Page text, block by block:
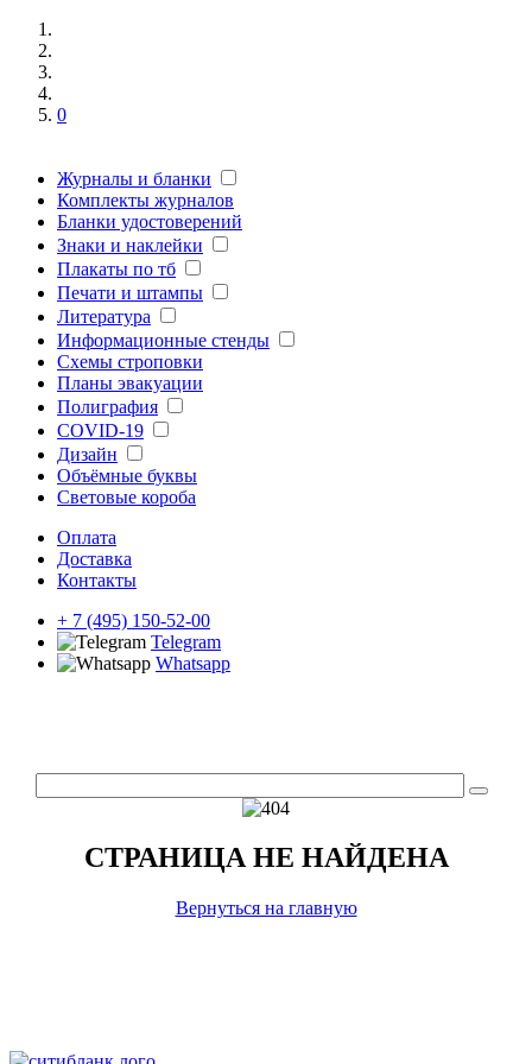
0
Журналы и бланки
Комплекты журналов
Бланки удостоверений
Знаки и наклейки
Плакаты по тб
Печати и штампы
Литература
Информационные стенды
Схемы строповки
Планы эвакуации
Полиграфия
COVID-19
Дизайн
Объёмные буквы
Световые короба
Оплата
Доставка
Контакты
+ 7 (495) 150-52-00
Telegram
Whatsapp
СТРАНИЦА НЕ НАЙДЕНА
Вернуться на главную